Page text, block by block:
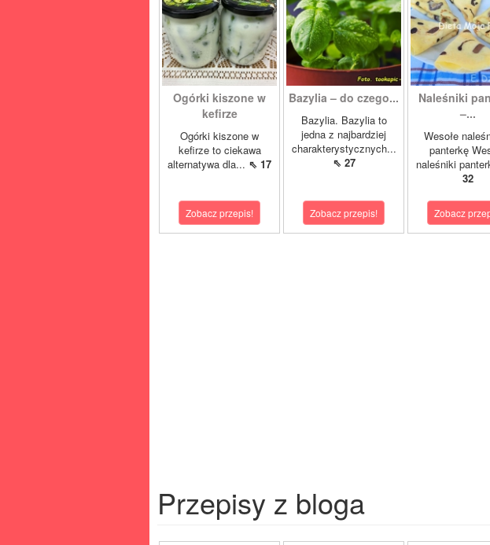
Ogórki kiszone w
kefirze
Ogórki kiszone w
kefirze to ciekawa
alternatywa dla... ⇖ 17
Zobacz przepis!
Bazylia – do czego...
Bazylia. Bazylia to
jedna z najbardziej
charakterystycznych...
⇖ 27
Zobacz przepis!
Naleśniki
–...
Wesołe
panterkę
naleśniki
32
Zobacz
Przepisy z bloga